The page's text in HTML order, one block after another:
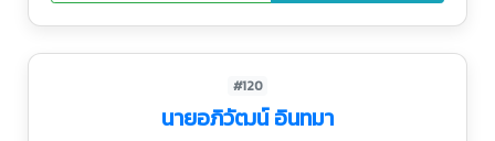
#120
นายอภิวัฒน์ อินทมา